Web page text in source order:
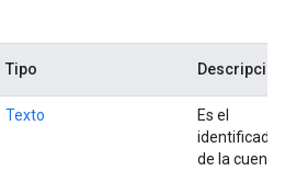
Tipo Descripción
Texto
Es el
identificador
de la cuenta